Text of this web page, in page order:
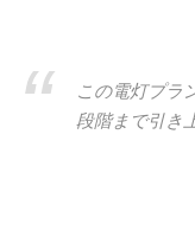
この電灯プラ
段階まで引き